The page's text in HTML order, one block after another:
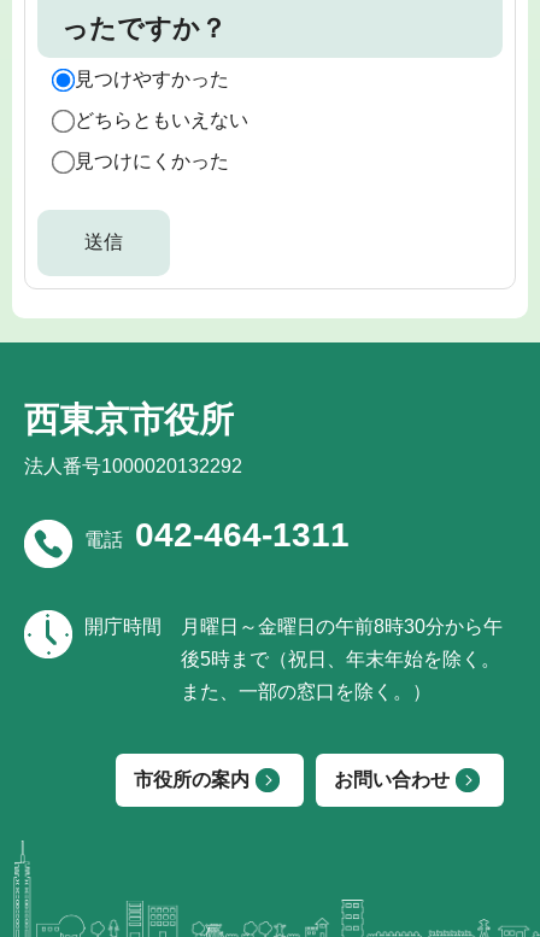
ったですか？
見つけやすかった
どちらともいえない
見つけにくかった
西東京市役所
法人番号1000020132292
電話 042-464-1311
開庁時間
月曜日～金曜日の午前8時30分から午
後5時まで（祝日、年末年始を除く。
また、一部の窓口を除く。）
市役所の案内 お問い合わせ